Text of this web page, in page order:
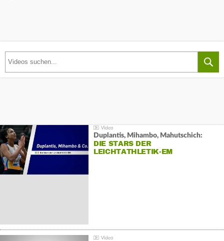
Duplantis, Mihambo, Mahutschich:
DIE STARS DER
LEICHTATHLETIK-EM